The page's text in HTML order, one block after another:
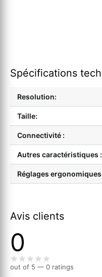
Spécifications
Resolution:
Taille:
Connectivité :
Autres caractéristiques :
Réglages ergonomiques
Avis clients
0
out of 5 — 0 ratings